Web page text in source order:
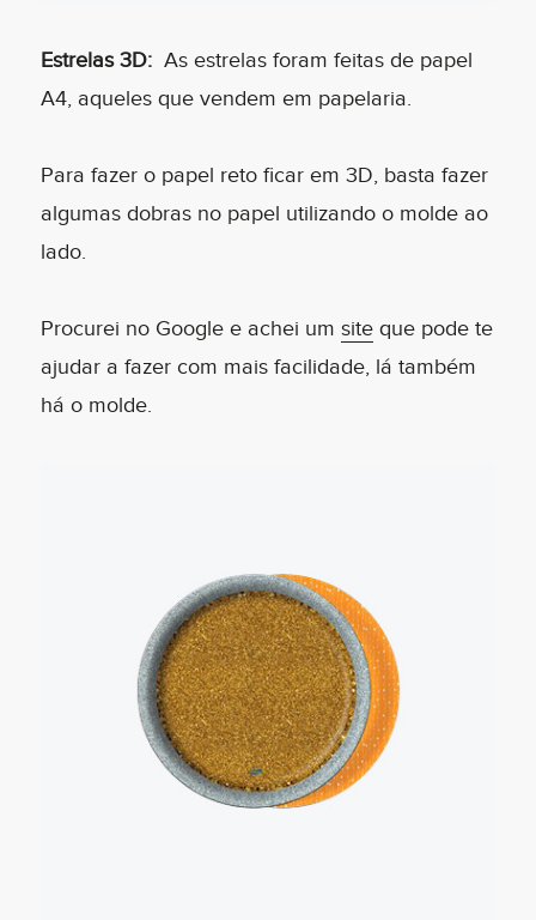
Estrelas 3D:As estrelas foram feitas de papel
A4, aqueles que vendem em papelaria.
Para fazer o papel reto ficar em 3D, basta fazer
algumas dobras no papel utilizando o molde ao
lado.
Procurei no Google e achei um siteque pode te
ajudar a fazer com mais facilidade, lá também
há o molde.